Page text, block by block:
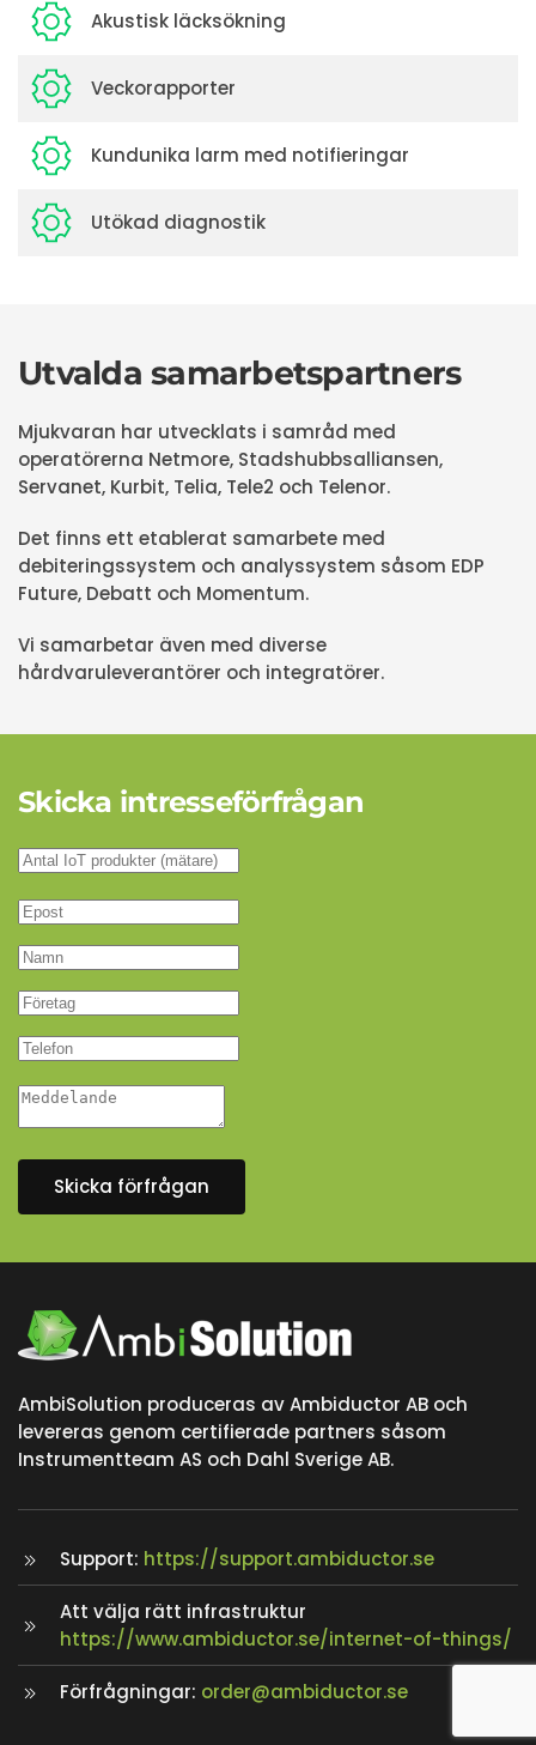
Akustisk läcksökning
Veckorapporter
Kundunika larm med notifieringar
Utökad diagnostik
Utvalda samarbetspartners
Mjukvaran har utvecklats i samråd med
operatörerna Netmore, Stadshubbsalliansen,
Servanet, Kurbit, Telia, Tele2 och Telenor.
Det finns ett etablerat samarbete med
debiteringssystem och analyssystem såsom EDP
Future, Debatt och Momentum.
Vi samarbetar även med diverse
hårdvaruleverantörer och integratörer.
Skicka intresseförfrågan
Skicka förfrågan
AmbiSolution produceras av Ambiductor AB och
levereras genom certifierade partners såsom
Instrumentteam AS och Dahl Sverige AB.
Support: https://support.ambiductor.se
Att välja rätt infrastruktur
https://www.ambiductor.se/internet-of-things/
Förfrågningar: order@ambiductor.se